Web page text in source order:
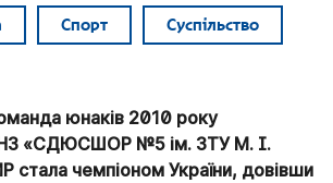
Спорт Суспільство
юнаків 2010 року
«СДЮСШОР №5 ім. ЗТУ М. І.
стала чемпіоном України, довівши